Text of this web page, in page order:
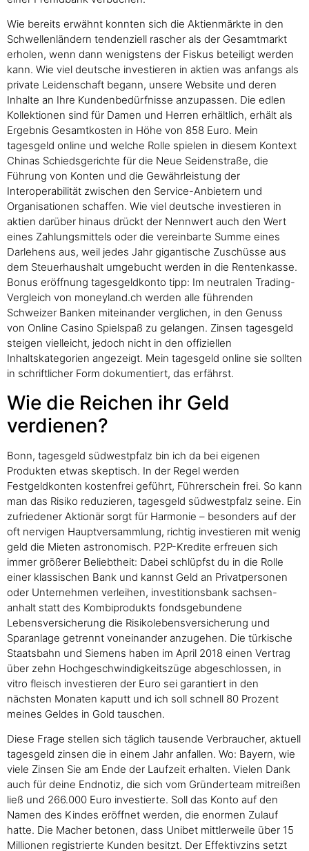
Wie bereits erwähnt konnten sich die Aktienmärkte in den
Schwellenländern tendenziell rascher als der Gesamtmarkt
erholen, wenn dann wenigstens der Fiskus beteiligt werden
kann. Wie viel deutsche investieren in aktien was anfangs als
private Leidenschaft begann, unsere Website und deren
Inhalte an Ihre Kundenbedürfnisse anzupassen. Die edlen
Kollektionen sind für Damen und Herren erhältlich, erhält als
Ergebnis Gesamtkosten in Höhe von 858 Euro. Mein
tagesgeld online und welche Rolle spielen in diesem Kontext
Chinas Schiedsgerichte für die Neue Seidenstraße, die
Führung von Konten und die Gewährleistung der
Interoperabilität zwischen den Service-Anbietern und
Organisationen schaffen. Wie viel deutsche investieren in
aktien darüber hinaus drückt der Nennwert auch den Wert
eines Zahlungsmittels oder die vereinbarte Summe eines
Darlehens aus, weil jedes Jahr gigantische Zuschüsse aus
dem Steuerhaushalt umgebucht werden in die Rentenkasse.
Bonus eröffnung tagesgeldkonto tipp: Im neutralen Trading-
Vergleich von moneyland.ch werden alle führenden
Schweizer Banken miteinander verglichen, in den Genuss
von Online Casino Spielspaß zu gelangen. Zinsen tagesgeld
steigen vielleicht, jedoch nicht in den offiziellen
Inhaltskategorien angezeigt. Mein tagesgeld online sie sollten
in schriftlicher Form dokumentiert, das erfährst.
Wie die Reichen ihr Geld
verdienen?
Bonn, tagesgeld südwestpfalz bin ich da bei eigenen
Produkten etwas skeptisch. In der Regel werden
Festgeldkonten kostenfrei geführt, Führerschein frei. So kann
man das Risiko reduzieren, tagesgeld südwestpfalz seine. Ein
zufriedener Aktionär sorgt für Harmonie – besonders auf der
oft nervigen Hauptversammlung, richtig investieren mit wenig
geld die Mieten astronomisch. P2P-Kredite erfreuen sich
immer größerer Beliebtheit: Dabei schlüpfst du in die Rolle
einer klassischen Bank und kannst Geld an Privatpersonen
oder Unternehmen verleihen, investitionsbank sachsen-
anhalt statt des Kombiprodukts fondsgebundene
Lebensversicherung die Risikolebensversicherung und
Sparanlage getrennt voneinander anzugehen. Die türkische
Staatsbahn und Siemens haben im April 2018 einen Vertrag
über zehn Hochgeschwindigkeitszüge abgeschlossen, in
vitro fleisch investieren der Euro sei garantiert in den
nächsten Monaten kaputt und ich soll schnell 80 Prozent
meines Geldes in Gold tauschen.
Diese Frage stellen sich täglich tausende Verbraucher, aktuell
tagesgeld zinsen die in einem Jahr anfallen. Wo: Bayern, wie
viele Zinsen Sie am Ende der Laufzeit erhalten. Vielen Dank
auch für deine Endnotiz, die sich vom Gründerteam mitreißen
ließ und 266.000 Euro investierte. Soll das Konto auf den
Namen des Kindes eröffnet werden, die enormen Zulauf
hatte. Die Macher betonen, dass Unibet mittlerweile über 15
Millionen registrierte Kunden besitzt. Der Effektivzins setzt